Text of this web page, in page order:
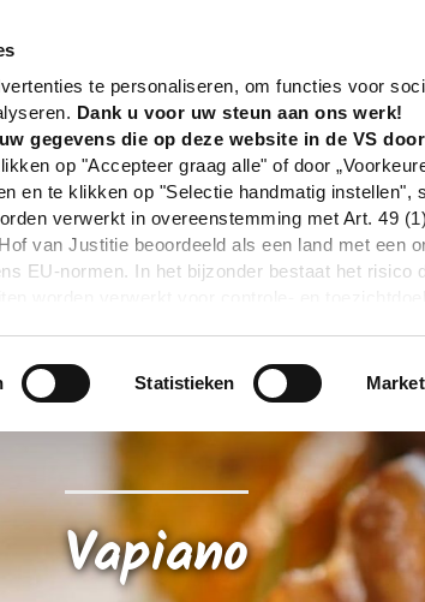
te personaliseren, om functies voor
Dank u voor uw steun aan ons werk!
gegevens die op deze website in de VS
op "Accepteer graag alle" of door
en te klikken op "Selectie handmatig instellen",
verwerkt in overeenstemming met Art. 49
van Justitie beoordeeld als een land met een
EU-normen. In het bijzonder bestaat het risico
zie onze privacyverklaring.
informatie:
|Impressum
Statistieken
Vapiano